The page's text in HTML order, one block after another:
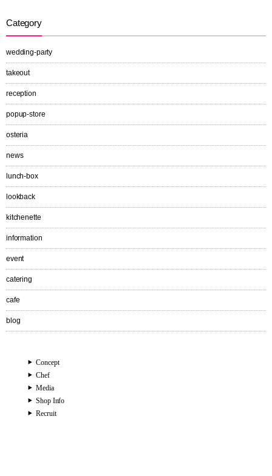
Category
wedding-party
takeout
reception
popup-store
osteria
news
lunch-box
lookback
kitchenette
information
event
catering
cafe
blog
Concept
Chef
Media
Shop Info
Recruit